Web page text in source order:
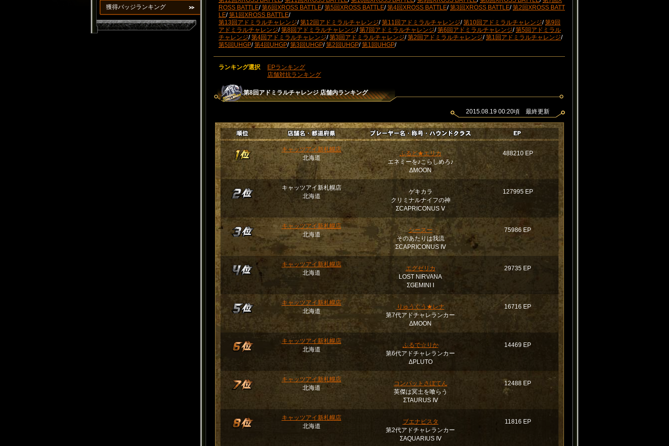
獲得バッジランキング
ROSS BATTLE/第6回XROSS BATTLE/第5回XROSS BATTLE/第4回XROSS BATTLE/第3回XROSS BATTLE/第2回XROSS BATT
LE/第1回XROSS BATTLE/
第13回アドミラルチャレンジ/第12回アドミラルチャレンジ/第11回アドミラルチャレンジ/第10回アドミラルチャレンジ/第9回
アドミラルチャレンジ/第8回アドミラルチャレンジ/第7回アドミラルチャレンジ/第6回アドミラルチャレンジ/第5回アドミラル
チャレンジ/第4回アドミラルチャレンジ/第3回アドミラルチャレンジ/第2回アドミラルチャレンジ/第1回アドミラルチャレンジ/
第5回UHGP/第4回UHGP/第3回UHGP/第2回UHGP/第1回UHGP/
ランキング選択
EPランキング
店舗対抗ランキング
第8回アドミラルチャレンジ店舗内ランキング
2015.08.19 00:20頃 最終更新
キャッツアイ新札幌店
北海道
ふるど★エリカ
エネミーを♪こらしめろ♪
ΔMOON
488210 EP
キャッツアイ新札幌店
北海道
ゲキカラ
クリミナルナイフの神
ΣCAPRICONUS Ⅴ
127995 EP
キャッツアイ新札幌店
北海道
シースー
そのあたりは我流
ΣCAPRICONUS Ⅳ
75986 EP
キャッツアイ新札幌店
北海道
エグゼリカ
LOST NIRVANA
ΣGEMINI Ⅰ
29735 EP
キャッツアイ新札幌店
北海道
りゅうぐう★レナ
第7代アドチャレランカー
ΔMOON
16716 EP
キャッツアイ新札幌店
北海道
ふるで☆りか
第6代アドチャレランカー
ΔPLUTO
14469 EP
キャッツアイ新札幌店
北海道
コンバットさぼてん
英傑は冥土を喰らう
ΣTAURUS Ⅳ
12488 EP
キャッツアイ新札幌店
北海道
ブエナビスタ
第2代アドチャレランカー
ΣAQUARIUS Ⅳ
11816 EP